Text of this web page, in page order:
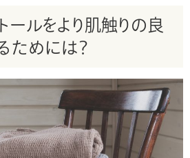
ールをより肌触りの良
ためには？